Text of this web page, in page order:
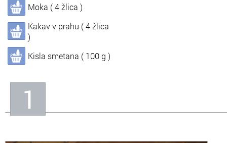
Moka ( 4 žlica )
Kakav v prahu ( 4 žlica
)
Kisla smetana ( 100 g )
1